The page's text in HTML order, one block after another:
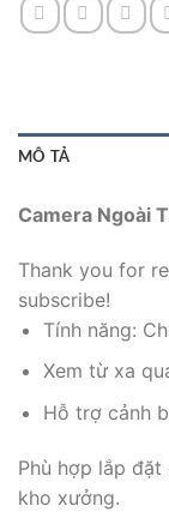
MÔ TẢ
Camera Ngoài
Thank you for
subscribe!
Tính năng:
Xem từ xa
Hỗ trợ cảnh
Phù hợp lắp
kho xưởng.